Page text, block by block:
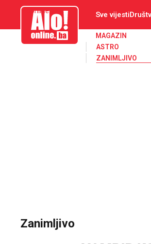
aloonline.ba Sve vijesti
MAGAZIN
ASTRO
ZANIMLJIVO
Zanimljivo